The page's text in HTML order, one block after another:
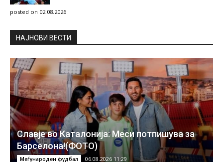
posted on 02.08.2026
НAЈНОВИ ВЕСТИ
Славје во Каталонија: Меси потпишува за
Барселона!(ФОТО)
Меѓународен фудбал 06.08.2026 11:29